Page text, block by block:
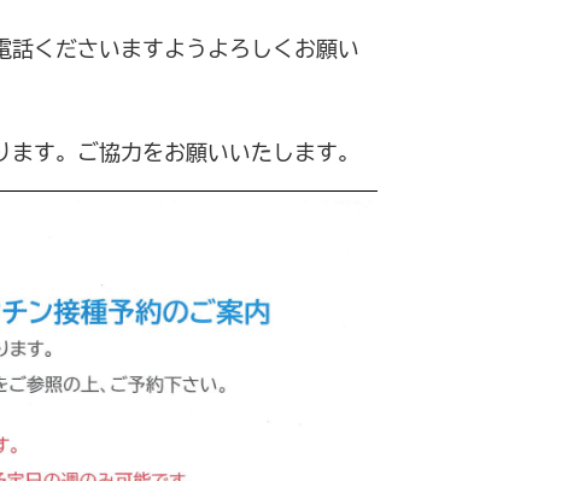
くださいますようよろしくお願い
す。ご協力をお願いいたします。